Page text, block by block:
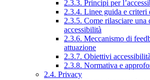
2.3.3. Principi per
2.3.4. Linee guida e criteri
2.3.5. Come rilasciare una
accessibilità
2.3.6. Meccanismo di
attuazione
2.3.7. Obiettivi accessibilità
2.3.8. Normativa e
2.4. Privacy